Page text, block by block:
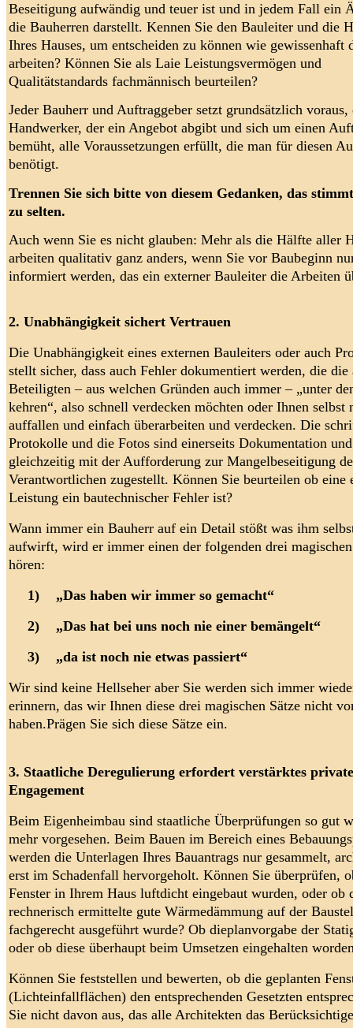
Beseitigung aufwändig und teuer ist und in jedem Fall ein
die Bauherren darstellt. Kennen Sie den Bauleiter und die
Ihres Hauses, um entscheiden zu können wie gewissenhaft
arbeiten? Können Sie als Laie Leistungsvermögen und
Qualitätstandards fachmännisch beurteilen?
Jeder Bauherr und Auftraggeber setzt grundsätzlich voraus,
Handwerker, der ein Angebot abgibt und sich um einen
bemüht, alle Voraussetzungen erfüllt, die man für diesen
benötigt.
Trennen Sie sich bitte von diesem Gedanken, das
zu selten.
Auch wenn Sie es nicht glauben: Mehr als die Hälfte aller
arbeiten qualitativ ganz anders, wenn Sie vor Baubeginn
informiert werden, das ein externer Bauleiter die Arbeiten
2. Unabhängigkeit sichert Vertrauen
Die Unabhängigkeit eines externen Bauleiters oder auch
stellt sicher, dass auch Fehler dokumentiert werden, die die
Beteiligten – aus welchen Gründen auch immer – „unter
kehren“, also schnell verdecken möchten oder Ihnen selbst
auffallen und einfach überarbeiten und verdecken. Die
Protokolle und die Fotos sind einerseits Dokumentation
gleichzeitig mit der Aufforderung zur Mangelbeseitigung
Verantwortlichen zugestellt. Können Sie beurteilen ob eine
Leistung ein bautechnischer Fehler ist?
Wann immer ein Bauherr auf ein Detail stößt was ihm
aufwirft, wird er immer einen der folgenden drei
hören:
1)
„Das haben wir immer so gemacht“
2)
„Das hat bei uns noch nie einer bemängelt“
3)
„da ist noch nie etwas passiert“
Wir sind keine Hellseher aber Sie werden sich immer
erinnern, das wir Ihnen diese drei magischen Sätze nicht
haben.Prägen Sie sich diese Sätze ein.
3. Staatliche Deregulierung erfordert verstärktes
Engagement
Beim Eigenheimbau sind staatliche Überprüfungen so gut
mehr vorgesehen. Beim Bauen im Bereich eines
werden die Unterlagen Ihres Bauantrags nur gesammelt,
erst im Schadenfall hervorgeholt. Können Sie überprüfen,
Fenster in Ihrem Haus luftdicht eingebaut wurden, oder ob
rechnerisch ermittelte gute Wärmedämmung auf der
fachgerecht ausgeführt wurde? Ob dieplanvorgabe der
oder ob diese überhaupt beim Umsetzen eingehalten
Können Sie feststellen und bewerten, ob die geplanten
(Lichteinfallflächen) den entsprechenden Gesetzten
Sie nicht davon aus, das alle Architekten das